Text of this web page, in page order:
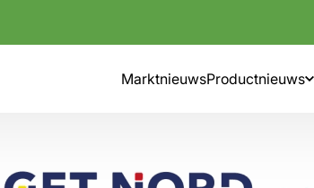
MarktnieuwsProductnieuws